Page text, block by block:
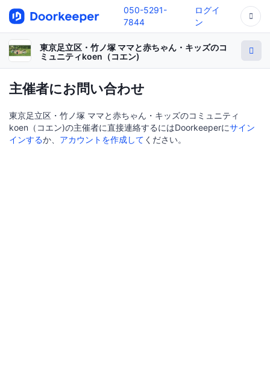
050-5291-
7844
ログイ
ン
東京足立区・竹ノ塚 ママと赤ちゃん・キッズのコ
ミュニティkoen（コエン)
主催者にお問い合わせ
東京足立区・竹ノ塚 ママと赤ちゃん・キッズのコミュニティ
koen（コエン)の主催者に直接連絡するにはDoorkeeperにサイン
インするか、 アカウントを作成して ください。